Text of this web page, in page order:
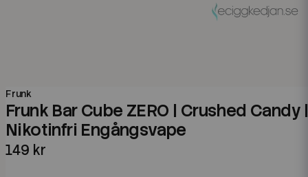
Frunk
Frunk Bar Cube ZERO | Crushed Candy |
Nikotinfri Engångsvape
149 kr